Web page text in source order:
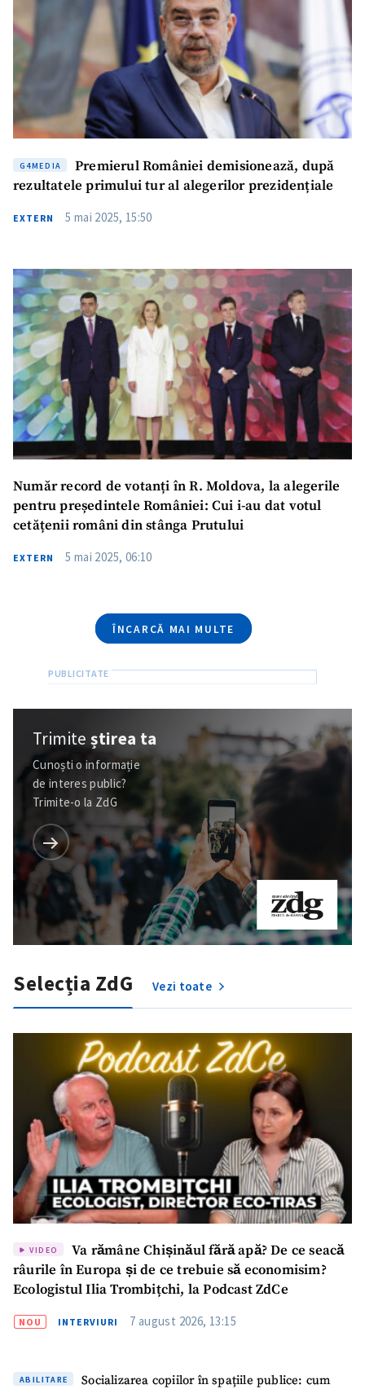
SUSȚINE
G4MEDIA
Premierul României demisionează, după
rezultatele primului tur al alegerilor prezidențiale
EXTERN 5 mai 2025, 15:50
Număr record de votanți în R. Moldova, la alegerile
pentru președintele României: Cui i-au dat votul
cetățenii români din stânga Prutului
EXTERN 5 mai 2025, 06:10
ÎNCARCĂ MAI MULTE
Trimiteștirea ta
Cunoști o informație
de interes public?
Trimite-o la ZdG
Selecția ZdG Vezi toate
VIDEO
Va rămâne Chișinăul fără apă? De ce seacă
râurile în Europa și de ce trebuie să economisim?
Ecologistul Ilia Trombițchi, la Podcast ZdCe
NOU INTERVIURI 7 august 2026, 13:15
ABILITARE
Socializarea copiilor în spațiile publice: cum
Fotografie
+ Încarcă imagine
Link media+ Link media
Mesajul știrei
+ Mesajul știrei
CONTACT SURSĂ
Nume+ Numele meu
Email + Emailul meu
Telefon
+ Telefon personal
Am citit și sunt de
acord cu politica de
confidențialitate
TRIMITE ȘTIREA